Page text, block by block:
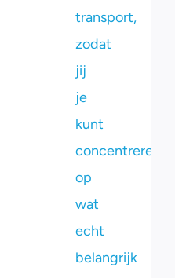
transport,
zodat
jij
je
kunt
concentreren
op
wat
echt
belangrijk